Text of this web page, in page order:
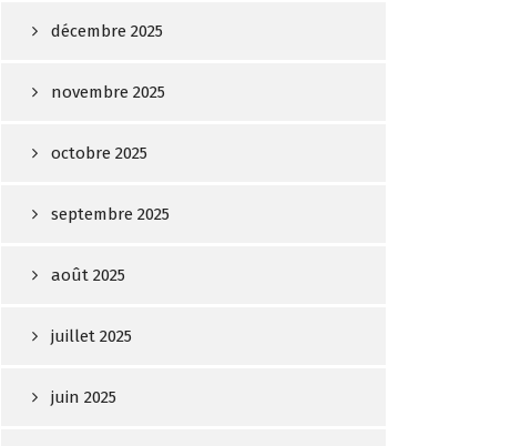
décembre 2025
novembre 2025
octobre 2025
septembre 2025
août 2025
juillet 2025
juin 2025